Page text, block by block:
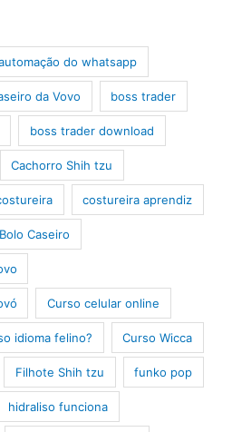
do whatsapp
da Vovo boss trader
boss trader download
Cachorro Shih tzu
costureira aprendiz
Caseiro
Curso celular online
idioma felino? Curso Wicca
Filhote Shih tzu funko pop
hidraliso funciona